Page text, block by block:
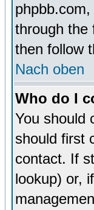
through the
then follow
Nach oben
Who do I
You should
should first
contact. If
lookup) or,